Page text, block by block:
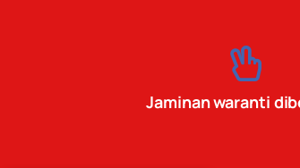
Jaminan waranti